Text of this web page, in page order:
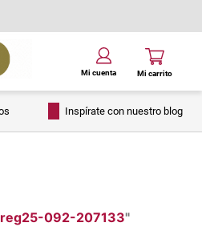
Inspírate con nuestro blog
092-207133"